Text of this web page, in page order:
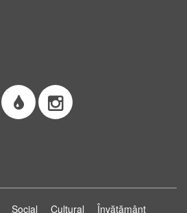
Social Cultural Învățământ